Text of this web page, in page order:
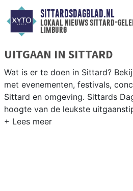
SITTARDSDAGBLAD.NL
lokaal nieuws sittard-
limburg
UITGAAN IN SITTARD
Wat is er te doen in Sittard?
met evenementen, festivals,
Sittard en omgeving. Sittards
hoogte van de leukste